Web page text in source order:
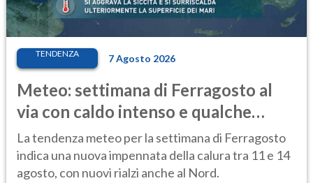
TENDENZA 7 Agosto 2026
Meteo: settimana di Ferragosto al
via con caldo intenso e qualche
temporale
La tendenza meteo per la settimana di Ferragosto
indica una nuova impennata della calura tra 11 e 14
agosto, con nuovi rialzi anche al Nord.